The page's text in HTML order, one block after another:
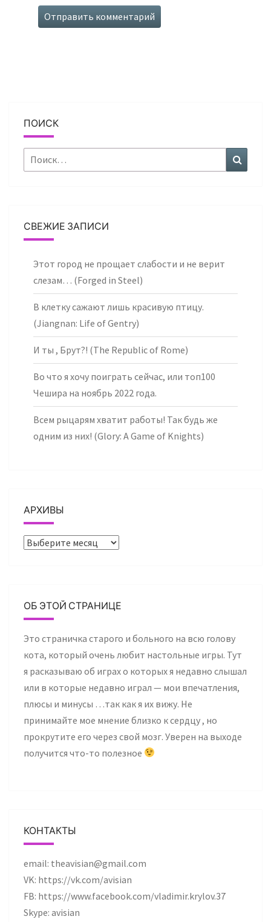
ПОИСК
Найти:
СВЕЖИЕ ЗАПИСИ
Этот город не прощает слабости и не верит
слезам… (Forged in Steel)
В клетку сажают лишь красивую птицу.
(Jiangnan: Life of Gentry)
И ты , Брут?! (The Republic of Rome)
Во что я хочу поиграть сейчас, или топ100
Чешира на ноябрь 2022 года.
Всем рыцарям хватит работы! Так будь же
одним из них! (Glory: A Game of Knights)
АРХИВЫ
Архивы
ОБ ЭТОЙ СТРАНИЦЕ
Это страничка старого и больного на всю голову
кота, который очень любит настольные игры. Тут
я расказываю об играх о которых я недавно слышал
или в которые недавно играл — мои впечатления,
плюсы и минусы …так как я их вижу. Не
принимайте мое мнение близко к сердцу , но
прокрутите его через свой мозг. Уверен на выходе
получится что-то полезное
КОНТАКТЫ
email: theavisian@gmail.com
VK: https://vk.com/avisian
FB: https://www.facebook.com/vladimir.krylov.37
Skype: avisian